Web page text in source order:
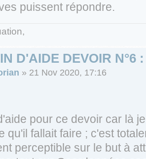
puissent répondre.
D'AIDE DEVOIR N°6
» 21 Nov 2020, 17:16
pour ce devoir car là
qu'il fallait faire ; c'est
perceptible sur le but à